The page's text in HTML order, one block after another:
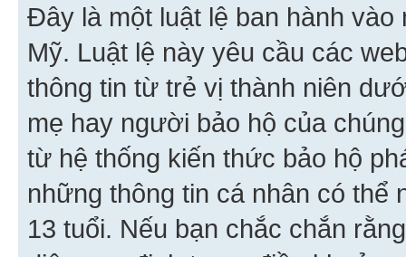
Đây là một luật lệ ban hành
Mỹ. Luật lệ này yêu cầu các
thông tin từ trẻ vị thành niên
mẹ hay người bảo hộ của
từ hệ thống kiến thức bảo hộ
những thông tin cá nhân có thể
13 tuổi. Nếu bạn chắc chắn